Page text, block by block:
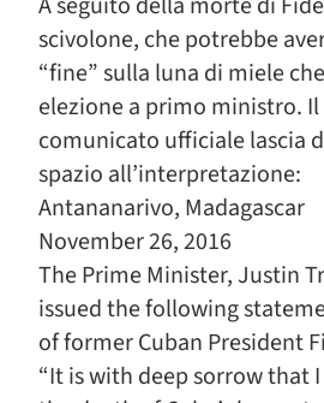
scivolone, che potrebbe
“fine” sulla luna di miele
elezione a primo ministro.
comunicato ufficiale lascia
spazio all’interpretazione:
Antananarivo, Madagascar
November 26, 2016
The Prime Minister, Justin
issued the following
of former Cuban President
“It is with deep sorrow that